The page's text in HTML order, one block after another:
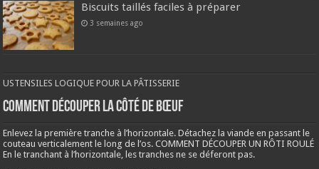
Biscuits taillés faciles à préparer
3 semaines ago
USTENSILES LOGIQUE POUR LA PÂTISSERIE
COMMENT DÉCOUPER LA CÔTÉ DE BŒUF
Enlevez la première tranche à l’horizontale. Détachez la viande en passant le
couteau verticalement le long de l’os. COMMENT DÉCOUPER UN RÔTI ROULÉ
En le tranchant à l’horizontale, les tranches ne se déferont pas.